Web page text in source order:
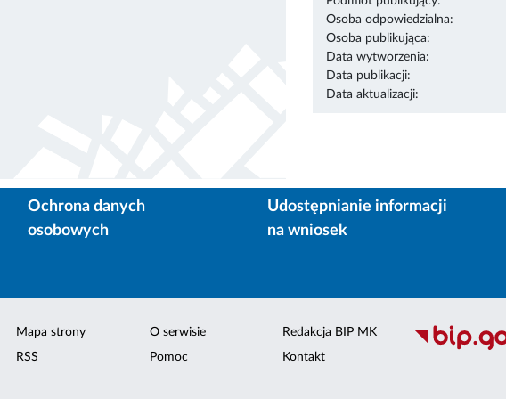
Osoba odpowiedzialna:
Osoba publikująca:
Data wytworzenia:
Data publikacji:
Data aktualizacji:
Ochrona danych
osobowych
Udostępnianie informacji
na wniosek
Mapa strony
RSS
O serwisie
Pomoc
Redakcja BIP MK
Kontakt